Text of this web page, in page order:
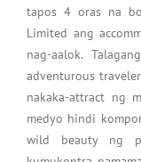
tapos 4 oras na
Limited ang
nag-aalok.
adventurous
nakaka-attract ng
medyo hindi
wild beauty ng